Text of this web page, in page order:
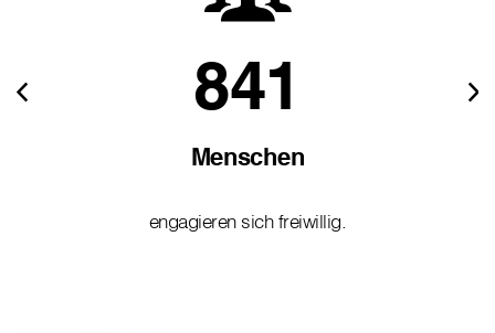
841
Menschen
engagieren sich freiwillig.